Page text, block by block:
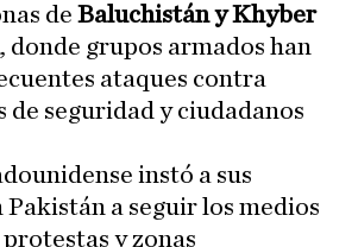
de Baluchistán y Khyber
, donde grupos armados han
ataques contra
de seguridad y ciudadanos
instó a sus
Pakistán a seguir los medios
y zonas